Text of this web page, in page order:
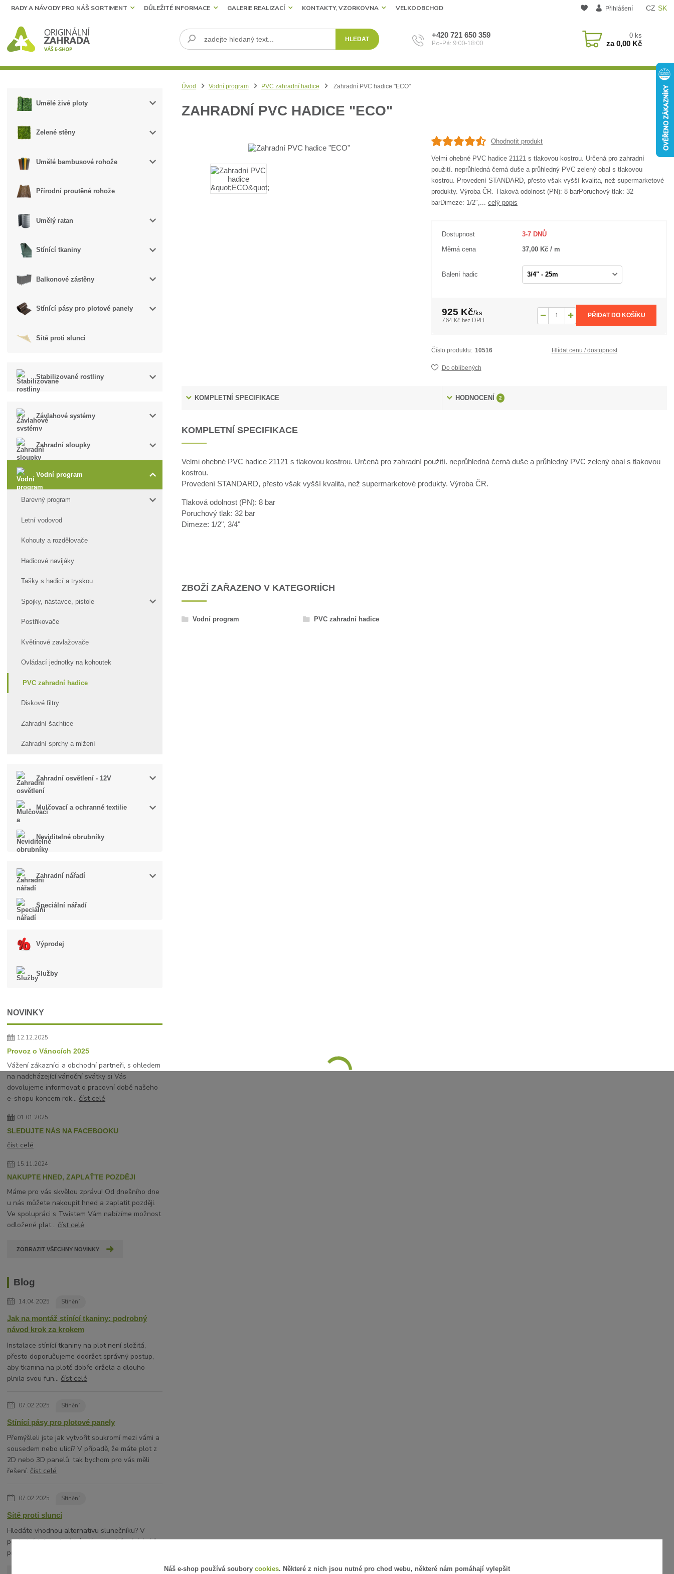
CZ SK
RADY A NÁVODY PRO NÁŠ SORTIMENT DŮLEŽITÉ INFORMACE GALERIE REALIZACÍ KONTAKTY, VZORKOVNA VELKOOBCHOD Přihlášení
HLEDAT +420 721 650 359
Po-Pá: 9:00-18:00
0 ks
za0,00 Kč
Umělé živé ploty
Zelené stěny
Umělé bambusové rohože
Přírodní proutěné rohože
Umělý ratan
Stínící tkaniny
Balkonové zástěny
Stínící pásy pro plotové panely
Sítě proti slunci
Stabilizované rostliny
Závlahové systémy
Zahradní sloupky
Vodní program
Barevný program
Letní vodovod
Kohouty a rozdělovače
Hadicové navijáky
Tašky s hadicí a tryskou
Spojky, nástavce, pistole
Postřikovače
Květinové zavlažovače
Ovládací jednotky na kohoutek
PVC zahradní hadice
Diskové filtry
Zahradní šachtice
Zahradní sprchy a mlžení
Zahradní osvětlení - 12V
Mulčovací a ochranné textilie
Neviditelné obrubníky
Zahradní nářadí
Speciální nářadí
Výprodej
Služby
NOVINKY
12.12.2025
Provoz o Vánocích 2025
Vážení zákazníci a obchodní partneři, s ohledem
na nadcházející vánoční svátky si Vás
dovolujeme informovat o pracovní době našeho
e-shopu koncem rok...číst celé
01.01.2025
SLEDUJTE NÁS NA FACEBOOKU
číst celé
15.11.2024
NAKUPTE HNED, ZAPLAŤTE POZDĚJI
Máme pro vás skvělou zprávu! Od dnešního dne
u nás můžete nakoupit hned a zaplatit později.
Ve spolupráci s Twistem Vám nabízíme možnost
odložené plat...číst celé
ZOBRAZIT VŠECHNY NOVINKY
Blog
14.04.2025 Stínění
Jak na montáž stínící tkaniny: podrobný
návod krok za krokem
Instalace stínící tkaniny na plot není složitá,
přesto doporučujeme dodržet správný postup,
aby tkanina na plotě dobře držela a dlouho
plnila svou fun...číst celé
07.02.2025 Stínění
Stínící pásy pro plotové panely
Přemýšleli jste jak vytvořit soukromí mezi vámi a
sousedem nebo ulicí? V případě, že máte plot z
2D nebo 3D panelů, tak bychom pro vás měli
řešení.číst celé
07.02.2025 Stínění
Sítě proti slunci
Hledáte vhodnou alternativu slunečníku? V
posledních letech získávají na oblibě stínící sítě
proti slunci.
Úvod Vodní program PVC zahradní hadice Zahradní PVC hadice "ECO"
ZAHRADNÍ PVC HADICE "ECO"
Ohodnotit produkt
Velmi ohebné PVC hadice 21121 s tlakovou kostrou. Určená pro zahradní
použití. neprůhledná černá duše a průhledný PVC zelený obal s tlakovou
kostrou. Provedení STANDARD, přesto však vyšší kvalita, než supermarketové
produkty. Výroba ČR. Tlaková odolnost (PN): 8 barPoruchový tlak: 32
barDimeze: 1/2",... celý popis
Dostupnost 3-7 DNŮ
Měrná cena 37,00 Kč / m
Balení hadic
925 Kč/ks
764 Kč bez DPH
PŘIDAT DO KOŠÍKU
Číslo produktu: 10516 Hlídat cenu / dostupnost
Do oblíbených
KOMPLETNÍ SPECIFIKACE HODNOCENÍ 2
KOMPLETNÍ SPECIFIKACE
Velmi ohebné PVC hadice 21121 s tlakovou kostrou. Určená pro zahradní použití. neprůhledná černá duše a průhledný PVC zelený obal s tlakovou
kostrou.
Provedení STANDARD, přesto však vyšší kvalita, než supermarketové produkty. Výroba ČR.
Tlaková odolnost (PN): 8 bar
Poruchový tlak: 32 bar
Dimeze: 1/2", 3/4"
ZBOŽÍ ZAŘAZENO V KATEGORIÍCH
Vodní program PVC zahradní hadice
Náš e-shop používá soubory cookies. Některé z nich jsou nutné pro chod webu, některé nám pomáhají vylepšit